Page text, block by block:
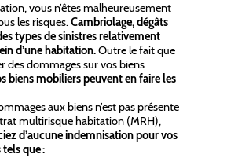
vous n’êtes malheureusement
les risques.Cambriolage, dégâts
types de sinistres relativement
d’une habitation.Outre le fait que
des dommages sur vos biens
biens mobiliers peuvent en faire les
aux biens n’est pas présente
multirisque habitation (MRH),
d’aucune indemnisation pour vos
que :